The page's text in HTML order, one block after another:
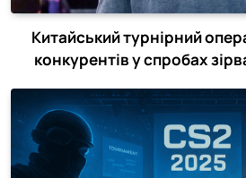
Китайський турнірний
конкурентів у спробах